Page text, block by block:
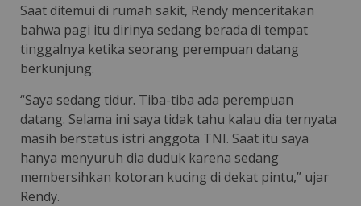
Saat ditemui di rumah sakit, Rendy menceritakan
bahwa pagi itu dirinya sedang berada di tempat
tinggalnya ketika seorang perempuan datang
berkunjung.
“Saya sedang tidur. Tiba-tiba ada perempuan
datang. Selama ini saya tidak tahu kalau dia ternyata
masih berstatus istri anggota TNI. Saat itu saya
hanya menyuruh dia duduk karena sedang
membersihkan kotoran kucing di dekat pintu,” ujar
Rendy.